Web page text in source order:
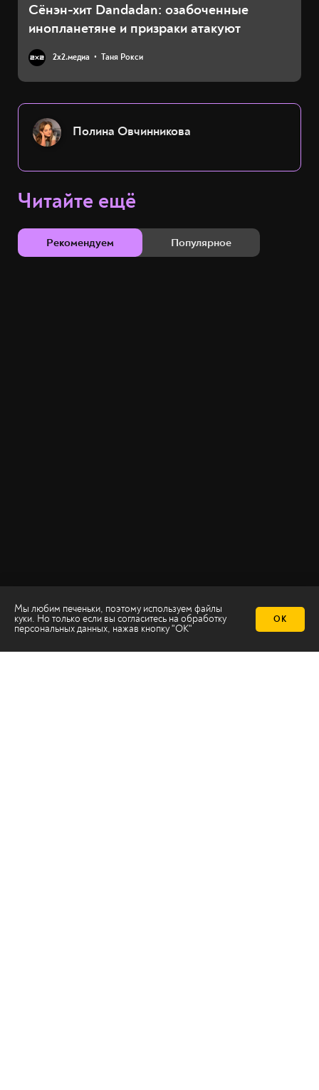
Сёнэн-хит Dandadan: озабоченные
инопланетяне и призраки атакуют
2х2.медиа Таня Рокси
Полина Овчинникова
Читайте ещё
Рекомендуем Популярное
Мы любим печеньки, поэтому используем файлы
куки. Но только если вы согласитесь на обработку
персональных данных, нажав кнопку "ОК"
ОК